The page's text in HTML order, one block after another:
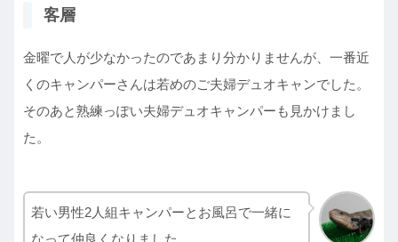
客層
金曜で人が少なかったのであまり分かりませんが、一番近
くのキャンパーさんは若めのご夫婦デュオキャンでした。
そのあと熟練っぽい夫婦デュオキャンパーも見かけまし
た。
若い男性2人組キャンパーとお風呂で一緒に
なって仲良くなりました。